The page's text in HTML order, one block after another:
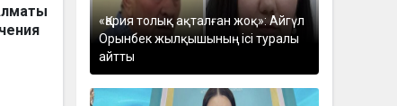
«Қария толық ақталған жоқ»: Айгүл
Орынбек жылқышының ісі туралы
айтты